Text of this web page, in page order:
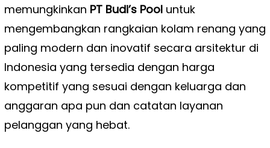
memungkinkan PT Budi’s Pooluntuk
mengembangkan rangkaian kolam renang yang
paling modern dan inovatif secara arsitektur di
Indonesia yang tersedia dengan harga
kompetitif yang sesuai dengan keluarga dan
anggaran apa pun dan catatan layanan
pelanggan yang hebat.